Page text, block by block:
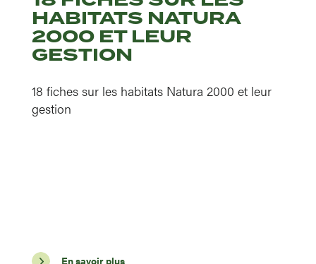
HABITATS NATURA
2000 ET LEUR
GESTION
18 fiches sur les habitats Natura 2000 et leur
gestion
En savoir plus